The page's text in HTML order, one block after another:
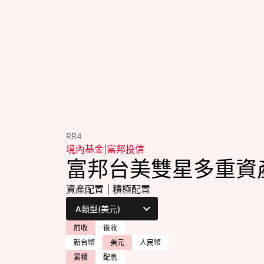
RR4
境內基金 富邦投信
富邦台美雙星多重資
資產配置 積極配置
前收
後收
新台幣
美元
人民幣
累積
配息